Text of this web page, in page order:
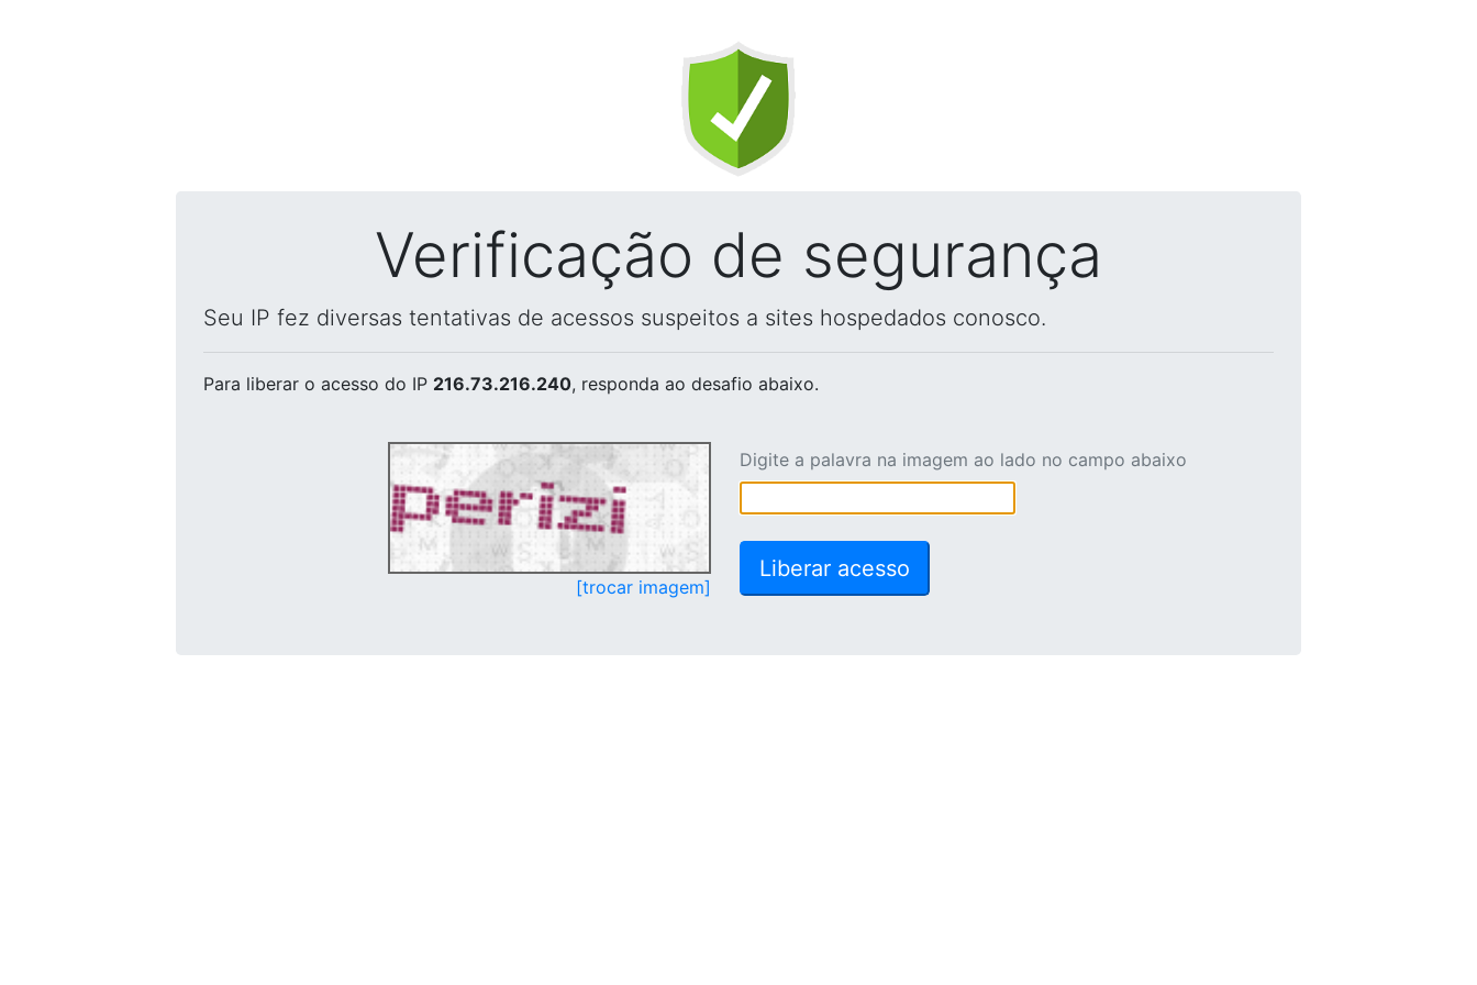
Verificação de segurança
Seu IP fez diversas tentativas de acessos suspeitos a sites hospedados conosco.
Para liberar o acesso do IP 216.73.216.240, responda ao desafio abaixo.
[trocar imagem]
Digite a palavra na imagem ao lado no campo abaixo